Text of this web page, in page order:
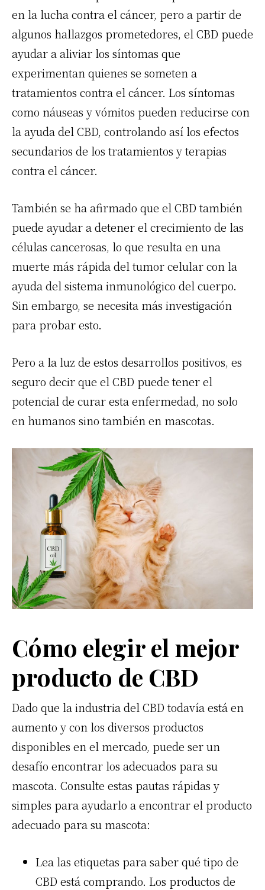
en la lucha contra el cáncer, pero a partir de
algunos hallazgos prometedores, el CBD puede
ayudar a aliviar los síntomas que
experimentan quienes se someten a
tratamientos contra el cáncer. Los síntomas
como náuseas y vómitos pueden reducirse con
la ayuda del CBD, controlando así los efectos
secundarios de los tratamientos y terapias
contra el cáncer.
También se ha afirmado que el CBD también
puede ayudar a detener el crecimiento de las
células cancerosas, lo que resulta en una
muerte más rápida del tumor celular con la
ayuda del sistema inmunológico del cuerpo.
Sin embargo, se necesita más investigación
para probar esto.
Pero a la luz de estos desarrollos positivos, es
seguro decir que el CBD puede tener el
potencial de curar esta enfermedad, no solo
en humanos sino también en mascotas.
Cómo elegir el mejor
producto de CBD
Dado que la industria del CBD todavía está en
aumento y con los diversos productos
disponibles en el mercado, puede ser un
desafío encontrar los adecuados para su
mascota. Consulte estas pautas rápidas y
simples para ayudarlo a encontrar el producto
adecuado para su mascota:
Lea las etiquetas para saber qué tipo de
CBD está comprando. Los productos de